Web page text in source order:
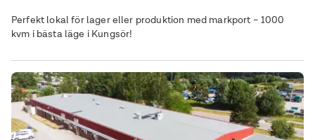
Perfekt lokal för lager eller produktion med markport – 1000
kvm i bästa läge i Kungsör!